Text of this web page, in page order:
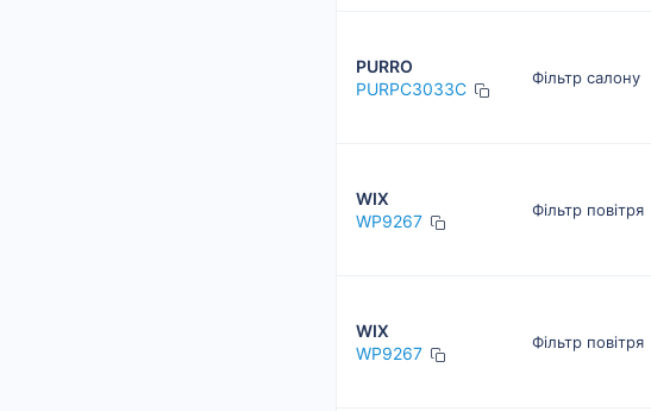
PURRO
PURPC3033C
Фільтр салону
WIX
WP9267
Фільтр повітря
WIX
WP9267
Фільтр повітря